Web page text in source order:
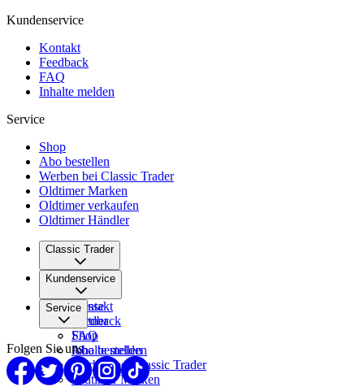
Kundenservice
Kontakt
Feedback
FAQ
Inhalte melden
Service
Shop
Abo bestellen
Werben bei Classic Trader
Oldtimer Marken
Oldtimer verkaufen
Oldtimer Händler
Classic Trader
Über uns
Karriere
Presse
Partner
Kundenservice
Kontakt
Feedback
FAQ
Inhalte melden
Service
Shop
Abo bestellen
Werben bei Classic Trader
Oldtimer Marken
Folgen Sie uns